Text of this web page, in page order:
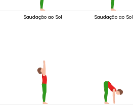
Saudação ao Sol Saudação ao Sol